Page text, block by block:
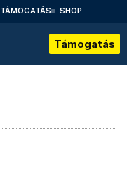
TÁMOGATÁS SHOP
Támogatás